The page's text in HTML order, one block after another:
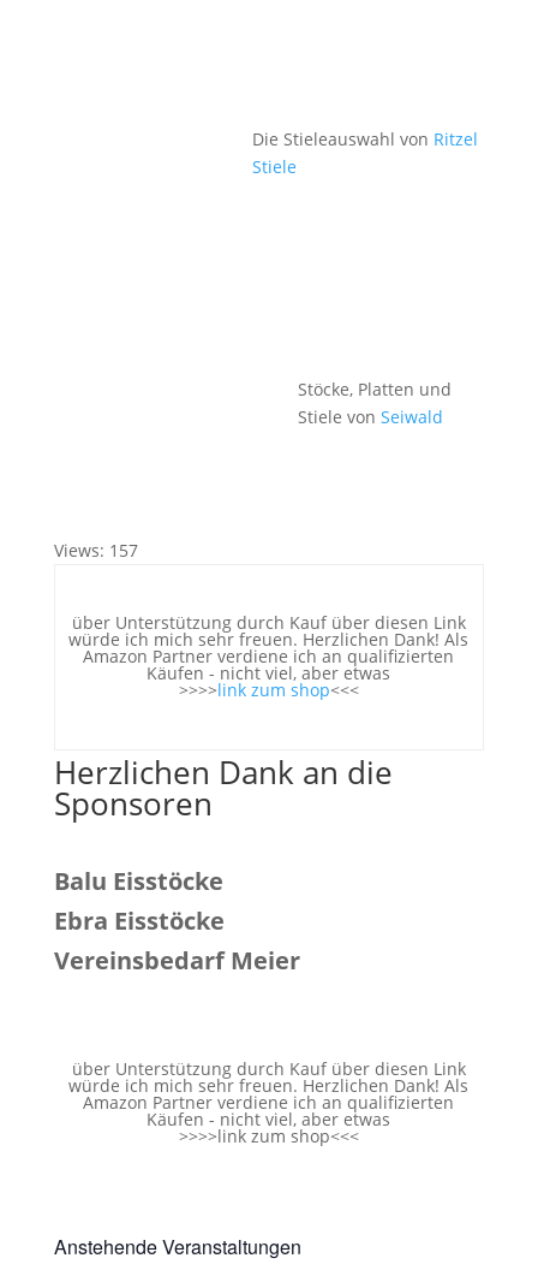
Die Stieleauswahl von Ritzel
Stiele
Stöcke, Platten und
Stiele von Seiwald
Views: 157
über Unterstützung durch Kauf über diesen Link
würde ich mich sehr freuen. Herzlichen Dank! Als
Amazon Partner verdiene ich an qualifizierten
Käufen - nicht viel, aber etwas
>>>>link zum shop<<<
Herzlichen Dank an die
Sponsoren
Balu Eisstöcke
Ebra Eisstöcke
Vereinsbedarf Meier
über Unterstützung durch Kauf über diesen Link
würde ich mich sehr freuen. Herzlichen Dank! Als
Amazon Partner verdiene ich an qualifizierten
Käufen - nicht viel, aber etwas
>>>>link zum shop<<<
Anstehende Veranstaltungen